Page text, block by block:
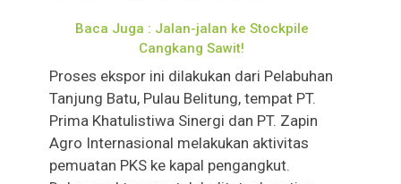
Baca Juga : Jalan-jalan ke Stockpile
Cangkang Sawit!
Proses ekspor ini dilakukan dari Pelabuhan
Tanjung Batu, Pulau Belitung, tempat PT.
Prima Khatulistiwa Sinergi dan PT. Zapin
Agro Internasional melakukan aktivitas
pemuatan PKS ke kapal pengangkut.